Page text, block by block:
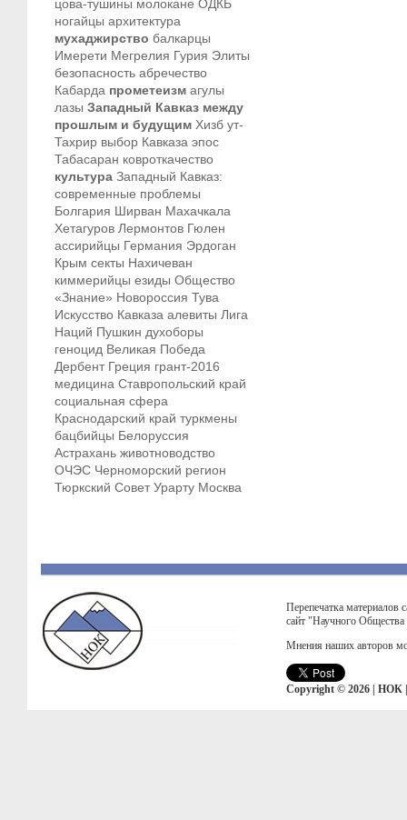
цова-тушины молокане ОДКБ
ногайцы архитектура
мухаджирство балкарцы
Имерети Мегрелия Гурия Элиты
безопасность абречество
Кабарда прометеизм агулы
лазы Западный Кавказ между
прошлым и будущим Хизб ут-
Тахрир выбор Кавказа эпос
Табасаран ковроткачество
культура Западный Кавказ:
современные проблемы
Болгария Ширван Махачкала
Хетагуров Лермонтов Гюлен
ассирийцы Германия Эрдоган
Крым секты Нахичеван
киммерийцы езиды Общество
«Знание» Новороссия Тува
Искусство Кавказа алевиты Лига
Наций Пушкин духоборы
геноцид Великая Победа
Дербент Греция грант-2016
медицина Ставропольский край
социальная сфера
Краснодарский край туркмены
бацбийцы Белоруссия
Астрахань животноводство
ОЧЭС Черноморский регион
Тюркский Совет Урарту Москва
Перепечатка материалов
сайт "Научного
Мнения наших авторов
Copyright © 2026 | НОК